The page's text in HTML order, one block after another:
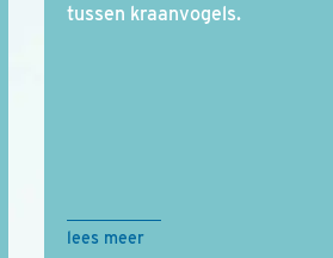
tussen kraanvogels.
lees meer